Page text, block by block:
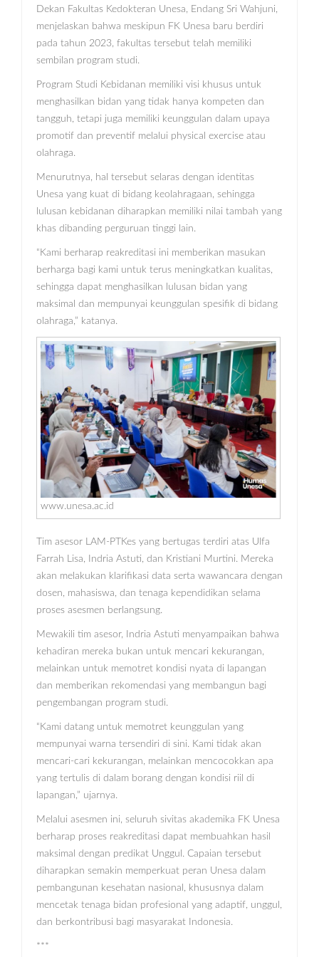
Dekan Fakultas Kedokteran Unesa, Endang Sri Wahjuni,
menjelaskan bahwa meskipun FK Unesa baru berdiri
pada tahun 2023, fakultas tersebut telah memiliki
sembilan program studi.
Program Studi Kebidanan memiliki visi khusus untuk
menghasilkan bidan yang tidak hanya kompeten dan
tangguh, tetapi juga memiliki keunggulan dalam upaya
promotif dan preventif melalui physical exercise atau
olahraga.
Menurutnya, hal tersebut selaras dengan identitas
Unesa yang kuat di bidang keolahragaan, sehingga
lulusan kebidanan diharapkan memiliki nilai tambah yang
khas dibanding perguruan tinggi lain.
“Kami berharap reakreditasi ini memberikan masukan
berharga bagi kami untuk terus meningkatkan kualitas,
sehingga dapat menghasilkan lulusan bidan yang
maksimal dan mempunyai keunggulan spesifik di bidang
olahraga,” katanya.
www.unesa.ac.id
Tim asesor LAM-PTKes yang bertugas terdiri atas Ulfa
Farrah Lisa, Indria Astuti, dan Kristiani Murtini. Mereka
akan melakukan klarifikasi data serta wawancara dengan
dosen, mahasiswa, dan tenaga kependidikan selama
proses asesmen berlangsung.
Mewakili tim asesor, Indria Astuti menyampaikan bahwa
kehadiran mereka bukan untuk mencari kekurangan,
melainkan untuk memotret kondisi nyata di lapangan
dan memberikan rekomendasi yang membangun bagi
pengembangan program studi.
“Kami datang untuk memotret keunggulan yang
mempunyai warna tersendiri di sini. Kami tidak akan
mencari-cari kekurangan, melainkan mencocokkan apa
yang tertulis di dalam borang dengan kondisi riil di
lapangan,” ujarnya.
Melalui asesmen ini, seluruh sivitas akademika FK Unesa
berharap proses reakreditasi dapat membuahkan hasil
maksimal dengan predikat Unggul. Capaian tersebut
diharapkan semakin memperkuat peran Unesa dalam
pembangunan kesehatan nasional, khususnya dalam
mencetak tenaga bidan profesional yang adaptif, unggul,
dan berkontribusi bagi masyarakat Indonesia.
***